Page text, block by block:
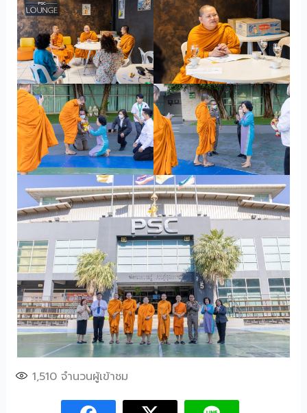
1,510จำนวนผู้เข้าชม